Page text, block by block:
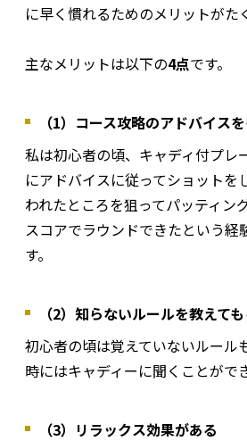
に早く慣れるためのメリットがた
主なメリットは以下の4点です。
（1）コース攻略のアドバイス
私は初心者の頃、キャディ付プレ
にアドバイスに従ってショットを
われたところを狙ってパッティン
スコアでラウンドできたという経
す。
（2）知らないルールを教えて
初心者の頃は覚えていないルール
時にはキャディーに聞くことがで
（3）リラックス効果がある